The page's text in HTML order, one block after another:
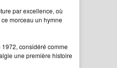
par excellence, où
morceau un hymne
considéré comme
une première histoire